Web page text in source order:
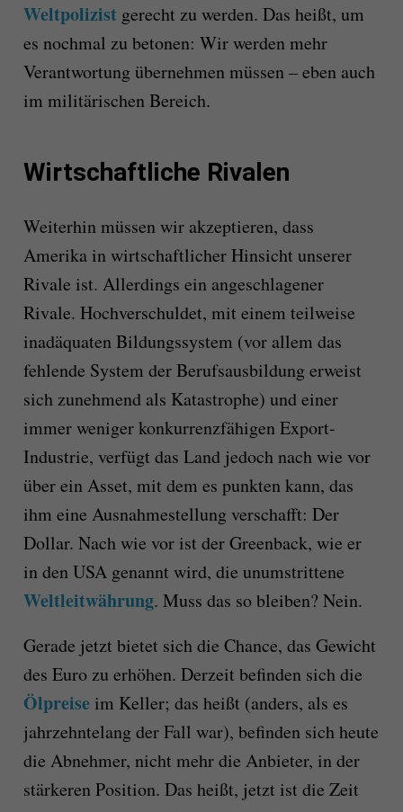
Weltpolizist gerecht zu werden. Das heißt, um
es nochmal zu betonen: Wir werden mehr
Verantwortung übernehmen müssen – eben auch
im militärischen Bereich.
Wirtschaftliche Rivalen
Weiterhin müssen wir akzeptieren, dass
Amerika in wirtschaftlicher Hinsicht unserer
Rivale ist. Allerdings ein angeschlagener
Rivale. Hochverschuldet, mit einem teilweise
inadäquaten Bildungssystem (vor allem das
fehlende System der Berufsausbildung erweist
sich zunehmend als Katastrophe) und einer
immer weniger konkurrenzfähigen Export-
Industrie, verfügt das Land jedoch nach wie vor
über ein Asset, mit dem es punkten kann, das
ihm eine Ausnahmestellung verschafft: Der
Dollar. Nach wie vor ist der Greenback, wie er
in den USA genannt wird, die unumstrittene
Weltleitwährung. Muss das so bleiben? Nein.
Gerade jetzt bietet sich die Chance, das Gewicht
des Euro zu erhöhen. Derzeit befinden sich die
Ölpreiseim Keller; das heißt (anders, als es
jahrzehntelang der Fall war), befinden sich heute
die Abnehmer, nicht mehr die Anbieter, in der
stärkeren Position. Das heißt, jetzt ist die Zeit